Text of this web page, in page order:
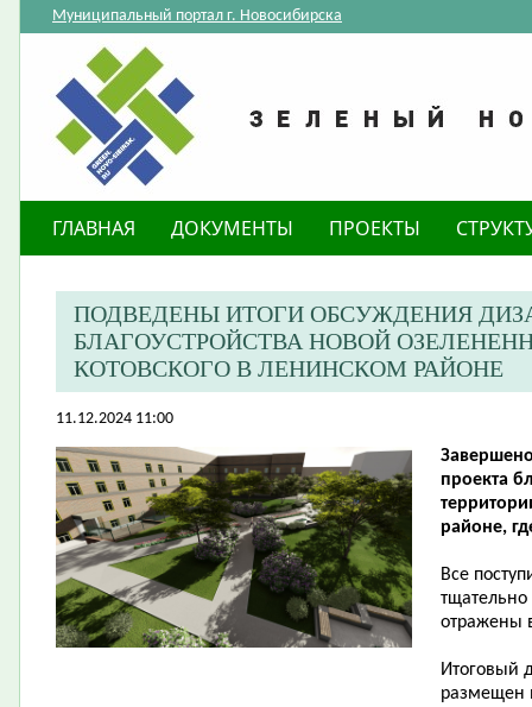
Муниципальный портал г. Новосибирска
ГЛАВНАЯ ДОКУМЕНТЫ ПРОЕКТЫ
ПОДВЕДЕНЫ ИТОГИ ОБСУЖДЕНИЯ
БЛАГОУСТРОЙСТВА НОВОЙ
КОТОВСКОГО В ЛЕНИНСКОМ РАЙОНЕ
11.12.2024 11:00
проекта
районе,
Все
тщательно
отражены
Итоговый
размещен